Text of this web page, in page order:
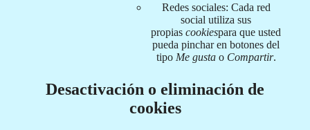
Redes sociales: Cada red
social utiliza sus
propias cookiespara que usted
pueda pinchar en botones del
tipo Me gustao Compartir.
Desactivación o eliminación de
cookies